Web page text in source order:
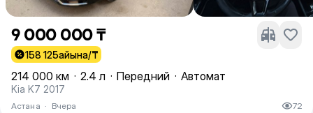
9 000 000 ₸
158 125айына/₸
214 000 км · 2.4 л · Передний · Автомат
Kia K7 2017
Астана · Вчера 72